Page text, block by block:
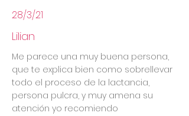
28/3/21
Lilian
Me parece una muy buena persona,
que te explica bien como sobrellevar
todo el proceso de la lactancia,
persona pulcra, y muy amena su
atención yo recomiendo